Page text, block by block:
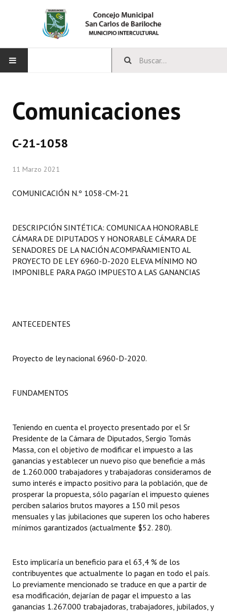
CONCEJO
Comisiones Especiales
Programas
LEGISLACIÓN
Carta Orgánica 2007
Informes de Gestión
Proyectos Presentados
Dictámenes Asesoría Letrada
Actas de Sesión
Informes de Unidad Coordinadora
Actas de Audiencias Públicas
NORMATIVA
Comunicaciones
Comunicaciones
C-21-1058
11 Marzo 2021
COMUNICACIÓN N.º 1058-CM-21
DESCRIPCIÓN SINTÉTICA: COMUNICA A HONORABLE
CÁMARA DE DIPUTADOS Y HONORABLE CÁMARA DE
SENADORES DE LA NACIÓN ACOMPAÑAMIENTO AL
PROYECTO DE LEY 6960-D-2020 ELEVA MÍNIMO NO
IMPONIBLE PARA PAGO IMPUESTO A LAS GANANCIAS
ANTECEDENTES
Proyecto de ley nacional 6960-D-2020.
FUNDAMENTOS
Teniendo en cuenta el proyecto presentado por el Sr
Presidente de la Cámara de Diputados, Sergio Tomás
Massa, con el objetivo de modificar el impuesto a las
ganancias y establecer un nuevo piso que beneficie a más
de 1.260.000 trabajadores y trabajadoras consideramos de
sumo interés e impacto positivo para la población, que de
prosperar la propuesta, sólo pagarían el impuesto quienes
perciben salarios brutos mayores a 150 mil pesos
mensuales y las jubilaciones que superen los ocho haberes
mínimos garantizados (actualmente $52. 280).
Esto implicaría un beneficio para el 63,4 % de los
contribuyentes que actualmente lo pagan en todo el país.
Lo previamente mencionado se traduce en que a partir de
esa modificación, dejarían de pagar el impuesto a las
ganancias 1.267.000 trabajadoras, trabajadores, jubilados, y